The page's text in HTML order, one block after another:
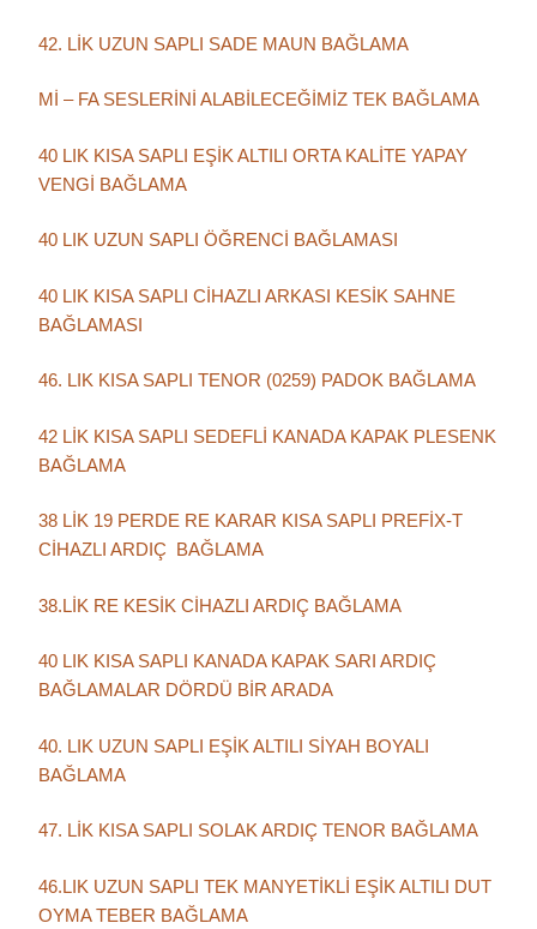
42. LİK UZUN SAPLI SADE MAUN BAĞLAMA
Mİ – FA SESLERİNİ ALABİLECEĞİMİZ TEK BAĞLAMA
40 LIK KISA SAPLI EŞİK ALTILI ORTA KALİTE YAPAY
VENGİ BAĞLAMA
40 LIK UZUN SAPLI ÖĞRENCİ BAĞLAMASI
40 LIK KISA SAPLI CİHAZLI ARKASI KESİK SAHNE
BAĞLAMASI
46. LIK KISA SAPLI TENOR (0259) PADOK BAĞLAMA
42 LİK KISA SAPLI SEDEFLİ KANADA KAPAK PLESENK
BAĞLAMA
38 LİK 19 PERDE RE KARAR KISA SAPLI PREFİX-T
CİHAZLI ARDIÇ BAĞLAMA
38.LİK RE KESİK CİHAZLI ARDIÇ BAĞLAMA
40 LIK KISA SAPLI KANADA KAPAK SARI ARDIÇ
BAĞLAMALAR DÖRDÜ BİR ARADA
40. LIK UZUN SAPLI EŞİK ALTILI SİYAH BOYALI
BAĞLAMA
47. LİK KISA SAPLI SOLAK ARDIÇ TENOR BAĞLAMA
46.LIK UZUN SAPLI TEK MANYETİKLİ EŞİK ALTILI DUT
OYMA TEBER BAĞLAMA